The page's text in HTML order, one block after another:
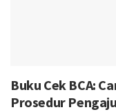
Buku Cek BCA:
Prosedur